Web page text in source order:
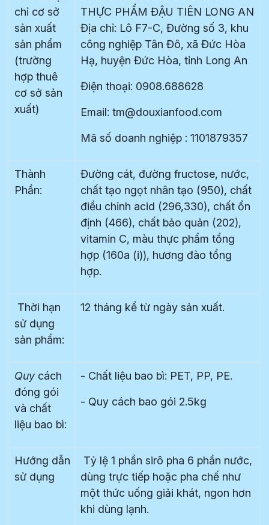
chỉ cơ sở
sản xuất
sản phẩm
(trường
hợp thuê
cơ sở sản
xuất)
THỰC PHẨM ĐẬU TIÊN LONG AN
Địa chỉ: Lô F7-C, Đường số 3, khu
công nghiệp Tân Đô, xã Đức Hòa
Hạ, huyện Đức Hòa, tỉnh Long An
Điện thoại: 0908.688628
Email: tm@douxianfood.com
Mã số doanh nghiệp : 1101879357
Thành
Phần:
Đường cát, đường fructose, nước,
chất tạo ngọt nhân tạo (950), chất
điều chỉnh acid (296,330), chất ổn
định (466), chất bảo quản (202),
vitamin C, màu thực phẩm tổng
hợp (160a (i)), hương đào tổng
hợp.
Thời hạn
sử dụng
sản phẩm:
12 tháng kể từ ngày sản xuất.
Quy cách
đóng gói
và chất
liệu bao bì:
- Chất liệu bao bì: PET, PP, PE.
- Quy cách bao gói 2.5kg
Hướng dẫn
sử dụng
Tỷ lệ 1 phần sirô pha 6 phần nước,
dùng trực tiếp hoặc pha chế như
một thức uống giải khát, ngon hơn
khi dùng lạnh.